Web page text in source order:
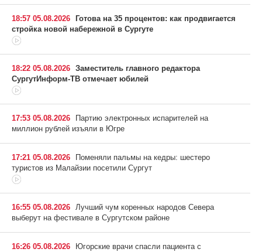
18:57 05.08.2026
Готова на 35 процентов: как продвигается
стройка новой набережной в Сургуте
18:22 05.08.2026 Заместитель главного редактора
СургутИнформ-ТВ отмечает юбилей
17:53 05.08.2026
Партию электронных испарителей на
миллион рублей изъяли в Югре
17:21 05.08.2026
Поменяли пальмы на кедры: шестеро
туристов из Малайзии посетили Сургут
16:55 05.08.2026 Лучший чум коренных народов Севера
выберут на фестивале в Сургутском районе
16:26 05.08.2026
Югорские врачи спасли пациента с